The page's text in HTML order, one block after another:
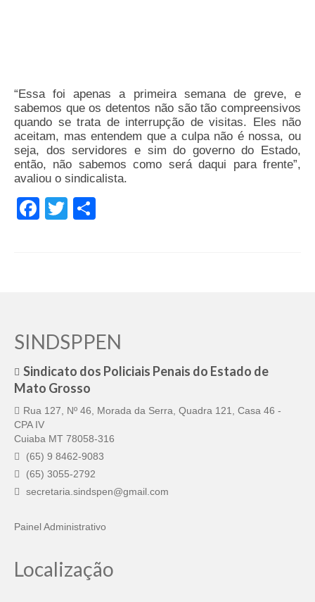
“Essa foi apenas a primeira semana de greve, e
sabemos que os detentos não são tão compreensivos
quando se trata de interrupção de visitas. Eles não
aceitam, mas entendem que a culpa não é nossa, ou
seja, dos servidores e sim do governo do Estado,
então, não sabemos como será daqui para frente”,
avaliou o sindicalista.
Facebook
Twitter
SINDSPPEN
Sindicato dos Policiais Penais do Estado de
Mato Grosso
Rua 127, Nº 46, Morada da Serra, Quadra 121, Casa 46 -
CPA IV
Cuiaba MT 78058-316
(65) 9 8462-9083
(65) 3055-2792
secretaria.sindspen@gmail.com
Painel Administrativo
Localização